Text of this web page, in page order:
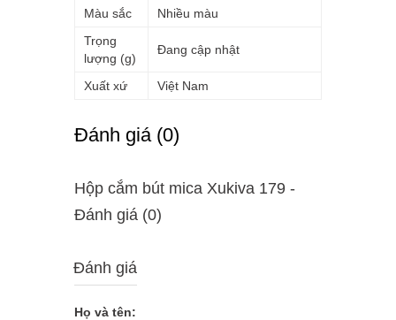
Màu sắc
Nhiều màu
Trọng
lượng (g)
Đang cập nhật
Xuất xứ Việt Nam
Ðánh giá (0)
Hộp cắm bút mica Xukiva 179 -
Ðánh giá (0)
Đánh giá
Họ và tên: